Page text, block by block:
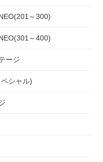
～300)
～400)
ージ
シャル)